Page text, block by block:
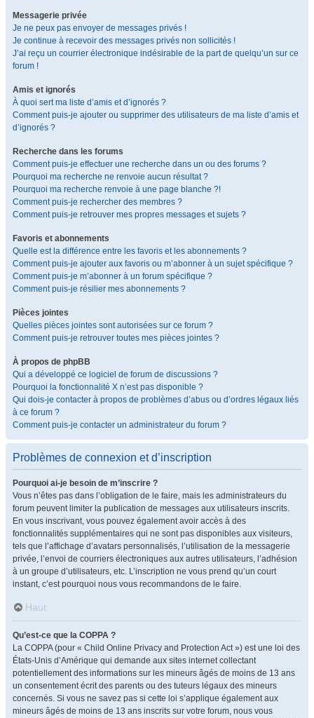
Messagerie privée
Je ne peux pas envoyer de messages privés !
Je continue à recevoir des messages privés non sollicités !
J’ai reçu un courrier électronique indésirable de la part de quelqu’un sur ce
forum !
Amis et ignorés
À quoi sert ma liste d’amis et d’ignorés ?
Comment puis-je ajouter ou supprimer des utilisateurs de ma liste d’amis et
d’ignorés ?
Recherche dans les forums
Comment puis-je effectuer une recherche dans un ou des forums ?
Pourquoi ma recherche ne renvoie aucun résultat ?
Pourquoi ma recherche renvoie à une page blanche ?!
Comment puis-je rechercher des membres ?
Comment puis-je retrouver mes propres messages et sujets ?
Favoris et abonnements
Quelle est la différence entre les favoris et les abonnements ?
Comment puis-je ajouter aux favoris ou m’abonner à un sujet spécifique ?
Comment puis-je m’abonner à un forum spécifique ?
Comment puis-je résilier mes abonnements ?
Pièces jointes
Quelles pièces jointes sont autorisées sur ce forum ?
Comment puis-je retrouver toutes mes pièces jointes ?
À propos de phpBB
Qui a développé ce logiciel de forum de discussions ?
Pourquoi la fonctionnalité X n’est pas disponible ?
Qui dois-je contacter à propos de problèmes d’abus ou d’ordres légaux liés
à ce forum ?
Comment puis-je contacter un administrateur du forum ?
Problèmes de connexion et d’inscription
Pourquoi ai-je besoin de m’inscrire ?
Vous n’êtes pas dans l’obligation de le faire, mais les administrateurs du
forum peuvent limiter la publication de messages aux utilisateurs inscrits.
En vous inscrivant, vous pouvez également avoir accès à des
fonctionnalités supplémentaires qui ne sont pas disponibles aux visiteurs,
tels que l’affichage d’avatars personnalisés, l’utilisation de la messagerie
privée, l’envoi de courriers électroniques aux autres utilisateurs, l’adhésion
à un groupe d’utilisateurs, etc. L’inscription ne vous prend qu’un court
instant, c’est pourquoi nous vous recommandons de le faire.
Haut
Qu’est-ce que la COPPA ?
La COPPA (pour « Child Online Privacy and Protection Act ») est une loi des
États-Unis d’Amérique qui demande aux sites internet collectant
potentiellement des informations sur les mineurs âgés de moins de 13 ans
un consentement écrit des parents ou des tuteurs légaux des mineurs
concernés. Si vous ne savez pas si cette loi s’applique également aux
mineurs âgés de moins de 13 ans inscrits sur votre forum, nous vous